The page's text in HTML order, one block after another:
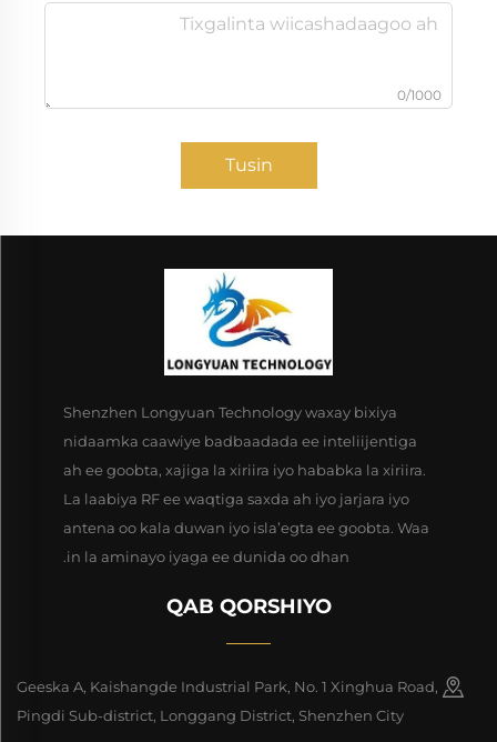
0/1000
Tusin
Shenzhen Longyuan Technology waxay bixiya
nidaamka caawiye badbaadada ee inteliijentiga
ah ee goobta, xajiga la xiriira iyo hababka la xiriira.
La laabiya RF ee waqtiga saxda ah iyo jarjara iyo
antena oo kala duwan iyo isla’egta ee goobta. Waa
in la aminayo iyaga ee dunida oo dhan.
QAB QORSHIYO
Geeska A, Kaishangde Industrial Park, No. 1 Xinghua Road,
Pingdi Sub-district, Longgang District, Shenzhen City